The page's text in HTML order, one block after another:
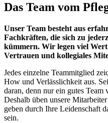
Das Team vom
Unser Team besteht aus
Fachkräften, die sich zu
kümmern. Wir legen viel
Vertrauen und kollegiales
Jedes einzelne Teammitglied
How und Verlässlichkeit aus.
daran, denn nur ein gutes Team
Deshalb üben unsere
geben durch Ihre Leidenschaft
sein.